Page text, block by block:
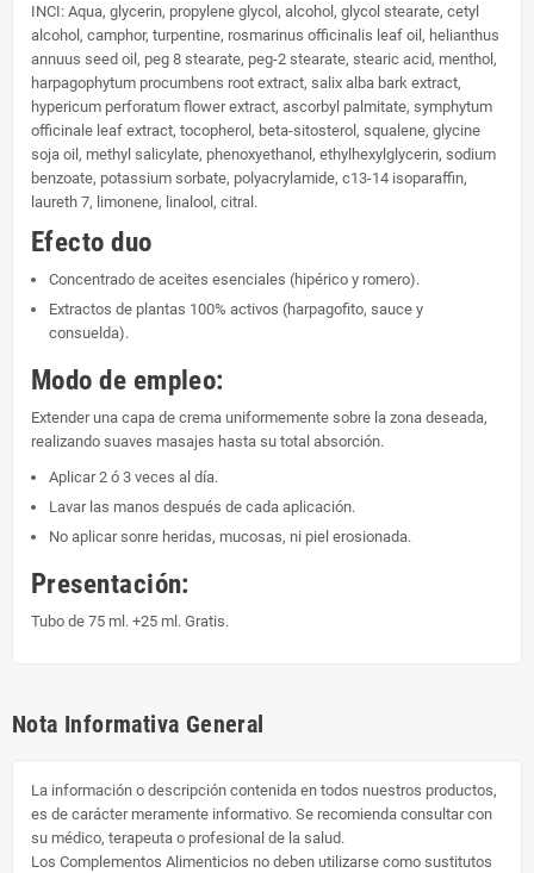
INCI: Aqua, glycerin, propylene glycol, alcohol, glycol stearate, cetyl
alcohol, camphor, turpentine, rosmarinus officinalis leaf oil, helianthus
annuus seed oil, peg 8 stearate, peg-2 stearate, stearic acid, menthol,
harpagophytum procumbens root extract, salix alba bark extract,
hypericum perforatum flower extract, ascorbyl palmitate, symphytum
officinale leaf extract, tocopherol, beta-sitosterol, squalene, glycine
soja oil, methyl salicylate, phenoxyethanol, ethylhexylglycerin, sodium
benzoate, potassium sorbate, polyacrylamide, c13-14 isoparaffin,
laureth 7, limonene, linalool, citral.
Efecto duo
Concentrado de aceites esenciales (hipérico y romero).
Extractos de plantas 100% activos (harpagofito, sauce y
consuelda).
Modo de empleo:
Extender una capa de crema uniformemente sobre la zona deseada,
realizando suaves masajes hasta su total absorción.
Aplicar 2 ó 3 veces al día.
Lavar las manos después de cada aplicación.
No aplicar sonre heridas, mucosas, ni piel erosionada.
Presentación:
Tubo de 75 ml. +25 ml. Gratis.
Nota Informativa General
La información o descripción contenida en todos nuestros productos,
es de carácter meramente informativo. Se recomienda consultar con
su médico, terapeuta o profesional de la salud.
Los Complementos Alimenticios no deben utilizarse como sustitutos